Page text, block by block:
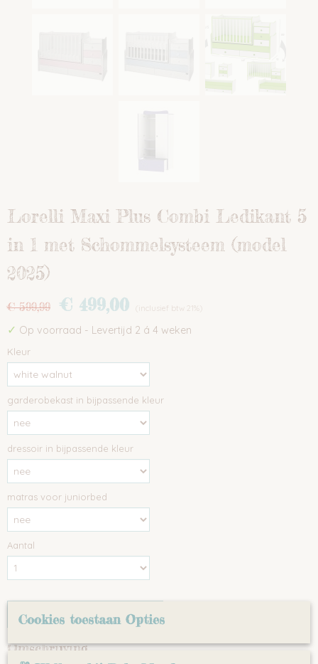
Lorelli Maxi Plus Combi Ledikant 5
in 1 met Schommelsysteem (model
2025)
€ 599,99 € 499,00 (inclusief btw 21%)
✓ Op voorraad - Levertijd 2 á 4 weken
Kleur
garderobekast in bijpassende kleur
dressoir in bijpassende kleur
matras voor juniorbed
Aantal
IN WINKELWAGEN
Omschrijving
Cookies toestaan Opties